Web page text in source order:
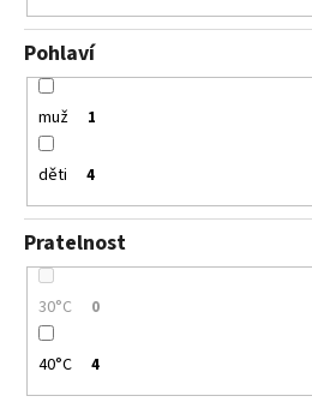
Pohlaví
muž 1
děti 4
Pratelnost
30°C 0
40°C 4